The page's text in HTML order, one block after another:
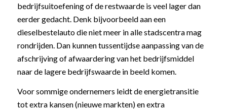
bedrijfsuitoefening of de restwaarde is veel lager dan
eerder gedacht. Denk bijvoorbeeld aan een
dieselbestelauto die niet meer in alle stadscentra mag
rondrijden. Dan kunnen tussentijdse aanpassing van de
afschrijving of afwaardering van het bedrijfsmiddel
naar de lagere bedrijfswaarde in beeld komen.
Voor sommige ondernemers leidt de energietransitie
tot extra kansen (nieuwe markten) en extra